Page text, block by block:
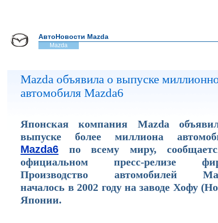
АвтоНовости Mazda
Mazda
Mazda объявила о выпуске
автомобиля Mazda6
Японская компания Mazda
выпуске более миллиона
Mazda6 по всему миру,
официальном пресс-релизе
Производство автомобилей
началось в 2002 году на заводе Хофу
Японии.